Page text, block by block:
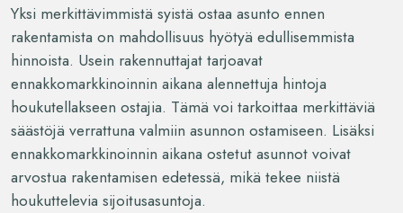
Yksi merkittävimmistä syistä ostaa asunto ennen
rakentamista on mahdollisuus hyötyä edullisemmista
hinnoista. Usein rakennuttajat tarjoavat
ennakkomarkkinoinnin aikana alennettuja hintoja
houkutellakseen ostajia. Tämä voi tarkoittaa merkittäviä
säästöjä verrattuna valmiin asunnon ostamiseen. Lisäksi
ennakkomarkkinoinnin aikana ostetut asunnot voivat
arvostua rakentamisen edetessä, mikä tekee niistä
houkuttelevia sijoitusasuntoja.